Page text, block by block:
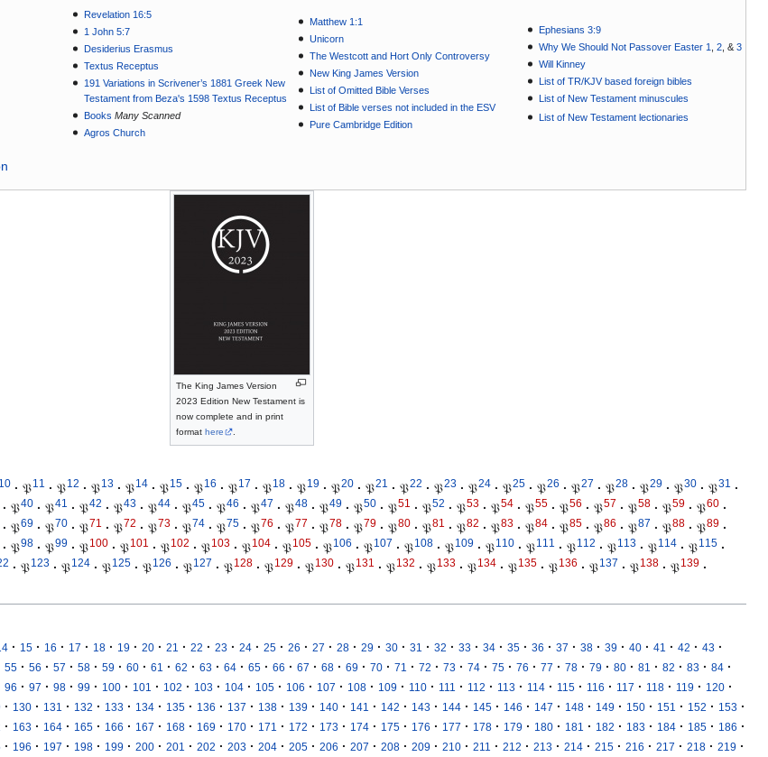
Revelation 16:5
1 John 5:7
Desiderius Erasmus
Textus Receptus
191 Variations in Scrivener’s 1881 Greek New
Testament from Beza's 1598 Textus Receptus
Books Many Scanned
Agros Church
Matthew 1:1
Unicorn
The Westcott and Hort Only Controversy
New King James Version
List of Omitted Bible Verses
List of Bible verses not included in the ESV
Pure Cambridge Edition
Ephesians 3:9
Why We Should Not Passover Easter 1
,2 , &3
Will Kinney
List of TR/KJV based foreign bibles
List of New Testament minuscules
List of New Testament lectionaries
The King James Version
2023 Edition New Testament is
now complete and in print
format here .
10 · 𝔓11 · 𝔓12 · 𝔓13 · 𝔓14 · 𝔓15 · 𝔓16 · 𝔓17 · 𝔓18 · 𝔓19 · 𝔓20 · 𝔓21 · 𝔓22 · 𝔓23 · 𝔓24 · 𝔓25 · 𝔓26 · 𝔓27 · 𝔓28 · 𝔓29 · 𝔓30 · 𝔓31
·
· 𝔓40 · 𝔓41 · 𝔓42 · 𝔓43 · 𝔓44 · 𝔓45 · 𝔓46 · 𝔓47 · 𝔓48 · 𝔓49 · 𝔓50 · 𝔓51 · 𝔓52 · 𝔓53 · 𝔓54 · 𝔓55 · 𝔓56 · 𝔓57 · 𝔓58 · 𝔓59 · 𝔓60 ·
· 𝔓69 · 𝔓70 · 𝔓71 · 𝔓72 · 𝔓73 · 𝔓74 · 𝔓75 · 𝔓76 · 𝔓77 · 𝔓78 · 𝔓79 · 𝔓80 · 𝔓81 · 𝔓82 · 𝔓83 · 𝔓84 · 𝔓85 · 𝔓86 · 𝔓87 · 𝔓88 · 𝔓89 ·
· 𝔓98 · 𝔓99 · 𝔓100 · 𝔓101 · 𝔓102 · 𝔓103 · 𝔓104 · 𝔓105 · 𝔓106 · 𝔓107 · 𝔓108 · 𝔓109 · 𝔓110 · 𝔓111 · 𝔓112 · 𝔓113 · 𝔓114 · 𝔓115 ·
· 𝔓123 · 𝔓124 · 𝔓125 · 𝔓126 · 𝔓127 · 𝔓128 · 𝔓129 · 𝔓130 · 𝔓131 · 𝔓132 · 𝔓133 · 𝔓134 · 𝔓135 · 𝔓136 · 𝔓137 · 𝔓138 · 𝔓139 ·
· 15 · 16 · 17 · 18 · 19 · 20 · 21 · 22 · 23 · 24 · 25 · 26 · 27 · 28 · 29 · 30 · 31 · 32 · 33 · 34 · 35 · 36 · 37 · 38 · 39 · 40 · 41 · 42 · 43 ·
55 · 56 · 57 · 58 · 59 · 60 · 61 · 62 · 63 · 64 · 65 · 66 · 67 · 68 · 69 · 70 · 71 · 72 · 73 · 74 · 75 · 76 · 77 · 78 · 79 · 80 · 81 · 82 · 83 · 84 ·
96 · 97 · 98 · 99 · 100 · 101 · 102 · 103 · 104 · 105 · 106 · 107 · 108 · 109 · 110 · 111 · 112 · 113 · 114 · 115 · 116 · 117 · 118 · 119 · 120 ·
· 130 · 131 · 132 · 133 · 134 · 135 · 136 · 137 · 138 · 139 · 140 · 141 · 142 · 143 · 144 · 145 · 146 · 147 · 148 · 149 · 150 · 151 · 152 · 153 ·
· 163 · 164 · 165 · 166 · 167 · 168 · 169 · 170 · 171 · 172 · 173 · 174 · 175 · 176 · 177 · 178 · 179 · 180 · 181 · 182 · 183 · 184 · 185 · 186 ·
· 196 · 197 · 198 · 199 · 200 · 201 · 202 · 203 · 204 · 205 · 206 · 207 · 208 · 209 · 210 · 211 · 212 · 213 · 214 · 215 · 216 · 217 · 218 · 219 ·